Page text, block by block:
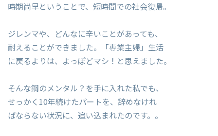
時期尚早ということで、短時間での社会復帰。
ジレンマや、どんなに辛いことがあっても、
耐えることができました。「専業主婦」生活
に戻るよりは、よっぽどマシ！と思えました。
そんな鋼のメンタル？を手に入れた私でも、
せっかく10年続けたパートを、辞めなけれ
ばならない状況に、追い込まれたのです。。